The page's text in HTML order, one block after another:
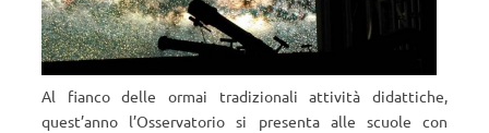
Al fianco delle ormai tradizionali attività didattiche,
quest’anno l’Osservatorio si presenta alle scuole con